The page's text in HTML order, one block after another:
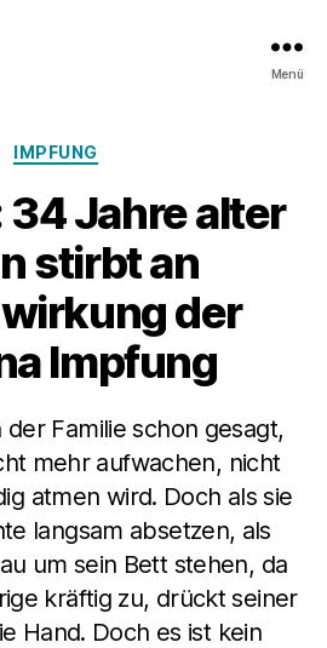
Menü
Kategorien
IMPFUNG
34 Jahre alter
stirbt an
der
Impfung
Familie schon gesagt,
mehr aufwachen, nicht
atmen wird. Doch als sie
langsam absetzen, als
um sein Bett stehen, da
kräftig zu, drückt seiner
Hand. Doch es ist kein